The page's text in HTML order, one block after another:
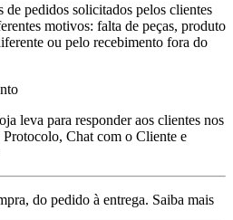
de pedidos solicitados pelos clientes
motivos: falta de peças, produto
ou pelo recebimento fora do
leva para responder aos clientes nos
Protocolo, Chat com o Cliente e
do pedido à entrega. Saiba mais